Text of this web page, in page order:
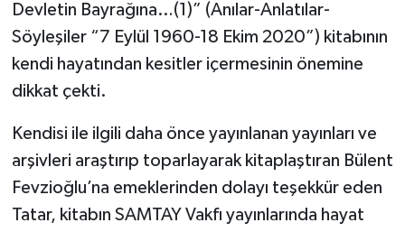
Devletin Bayrağına…(1)” (Anılar-Anlatılar-
Söyleşiler “7 Eylül 1960-18 Ekim 2020”) kitabının
kendi hayatından kesitler içermesinin önemine
dikkat çekti.
Kendisi ile ilgili daha önce yayınlanan yayınları ve
arşivleri araştırıp toparlayarak kitaplaştıran Bülent
Fevzioğlu’na emeklerinden dolayı teşekkür eden
Tatar, kitabın SAMTAY Vakfı yayınlarında hayat